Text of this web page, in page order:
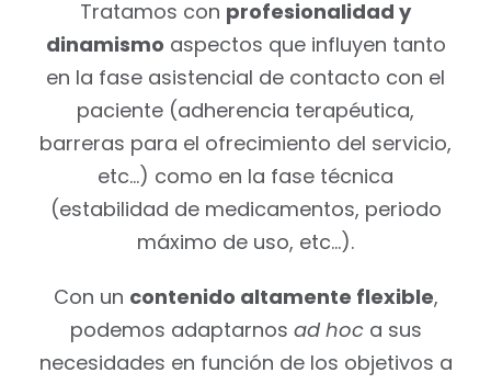
Tratamos con profesionalidad y
dinamismo aspectos que influyen tanto
en la fase asistencial de contacto con el
paciente (adherencia terapéutica,
barreras para el ofrecimiento del servicio,
etc…) como en la fase técnica
(estabilidad de medicamentos, periodo
máximo de uso, etc…).
Con un contenido altamente flexible,
podemos adaptarnos ad hoca sus
necesidades en función de los objetivos a